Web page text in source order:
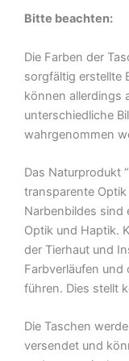
Bitte beachten:
Die Farben der
sorgfältig erstellte
können allerdings
unterschiedliche
wahrgenommen
Das Naturprodukt
transparente
Narbenbildes sind
Optik und Haptik.
der Tierhaut und
Farbverläufen
führen. Dies stellt
Die Taschen
versendet und